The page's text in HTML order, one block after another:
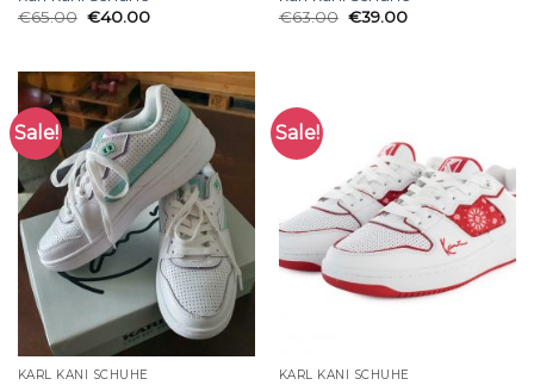
€65.00 €40.00
€63.00 €39.00
Sale!
KARL KANI SCHUHE
Sale!
KARL KANI SCHUHE